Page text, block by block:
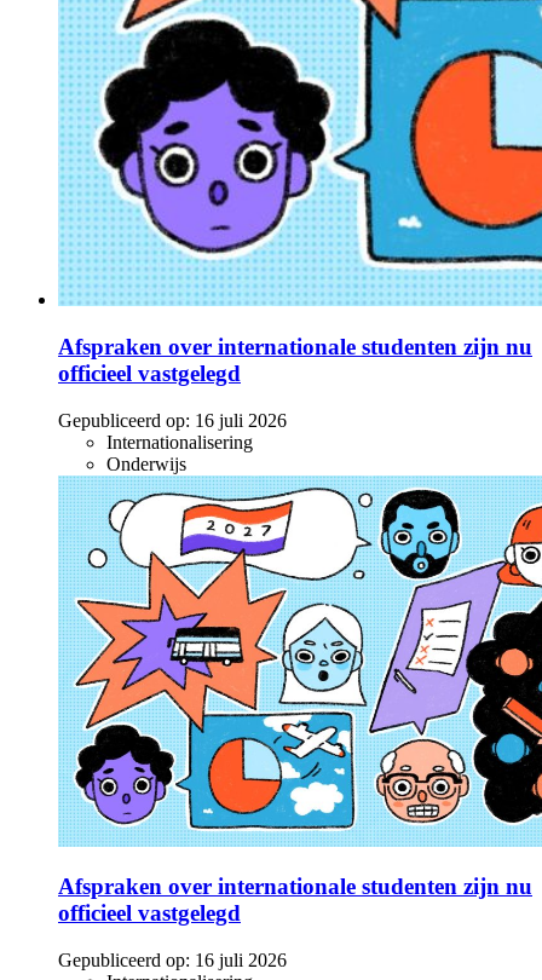
Afspraken over internationale studenten zijn nu
officieel vastgelegd
Gepubliceerd op: 16 juli 2026
Internationalisering
Onderwijs
Afspraken over internationale studenten zijn nu
officieel vastgelegd
Gepubliceerd op: 16 juli 2026